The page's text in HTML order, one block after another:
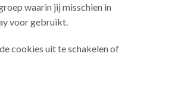
waarin jij misschien in
voor gebruikt.
cookies uit te schakelen of